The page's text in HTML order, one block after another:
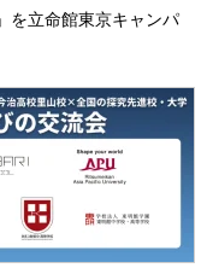
を立命館東京キャンパ